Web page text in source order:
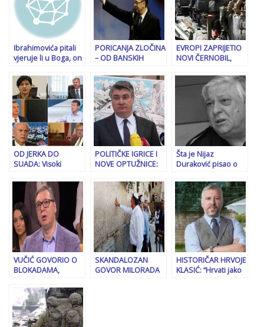
Ibrahimovića pitali
vjeruje li u Boga, on
taj Bog bio tada da
mu…
PORICANJA ZLOČINA
– OD BANSKIH
Vučić neće prihvatiti
nijednu istragu koja
bi potvrdila napad
soničnim oružjem;
on poriče sudski
utvrđene istine i o
zločinima
Miloševićevog
režima!
EVROPI ZAPRIJETIO
NOVI ČERNOBIL,
ZLOKOBNO
UPOZORENJE: “Na
korak smo od
nuklearne
katastrofe”
OD JERKA DO
SUADA: Visoki
trajno napustili
političku arenu iz
različitih razloga –
od pritska javnosti
do sudskih klupa
POLITIČKE IGRICE I
NOVE OPTUŽNICE:
radi baš ono za što
je Milanović lažno
optužio Tužilaštvo
BiH!
Šta je Nijaz
Duraković pisao o
VUČIĆ GOVORIO O
BLOKADAMA,
ZELENSKOM:
“Trumpov sin je
čovjek iz naroda,
došao je napraviti
SKANDALOZAN
GOVOR MILORADA
HISTORIČAR HRVOJE
KLASIĆ: “Hrvati jako